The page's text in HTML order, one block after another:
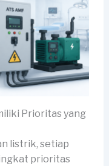
Prioritas yang
listrik, setiap
prioritas